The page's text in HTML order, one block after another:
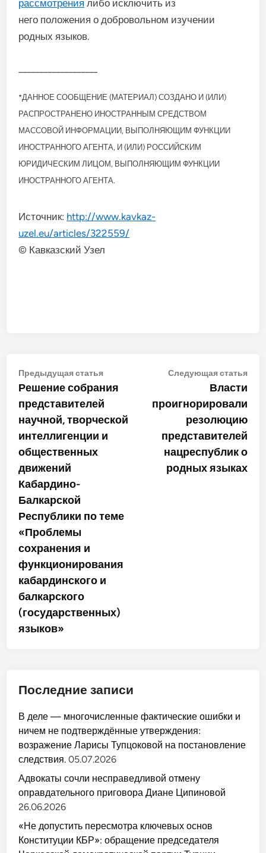
рассмотрения либо исключить из
него положения о добровольном изучении
родных языков.
*ДАННОЕ СООБЩЕНИЕ (МАТЕРИАЛ) СОЗДАНО И (ИЛИ)
РАСПРОСТРАНЕНО ИНОСТРАННЫМ СРЕДСТВОМ
МАССОВОЙ ИНФОРМАЦИИ, ВЫПОЛНЯЮЩИМ ФУНКЦИИ
ИНОСТРАННОГО АГЕНТА, И (ИЛИ) РОССИЙСКИМ
ЮРИДИЧЕСКИМ ЛИЦОМ, ВЫПОЛНЯЮЩИМ ФУНКЦИИ
ИНОСТРАННОГО АГЕНТА.
Источник: http://www.kavkaz-
uzel.eu/articles/322559/
© Кавказский Узел
Навигация
по
записям
Предыдущая статьяПредыдущая
статья:
Решение собрания
представителей
научной, творческой
интеллигенции и
общественных
движений
Кабардино-
Балкарской
Республики по теме
«Проблемы
сохранения и
функционирования
кабардинского и
балкарского
(государственных)
языков»
Следующая статья
Власти
проигнорировали
резолюцию
представителей
нацреспублик о
родных языках
Последние записи
В деле — многочисленные фактические ошибки и
ничем не подтверждённые утверждения:
возражение Ларисы Тупцоковой на постановление
следствия. 05.07.2026
Адвокаты сочли несправедливой отмену
оправдательного приговора Диане Ципиновой
26.06.2026
«Не допустить пересмотра ключевых основ
Конституции КБР»: обращение председателя